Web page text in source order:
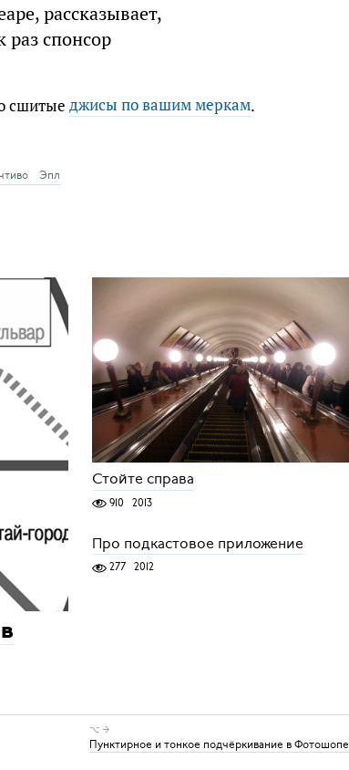
рассказывает,
раз спонсор
сшитые джисы по вашим меркам.
Эпл
Стойте справа
910 2013
Про подкастовое приложение
277 2012
⌥ →
Пунктирное и тонкое подчёркивание в Фотошопе